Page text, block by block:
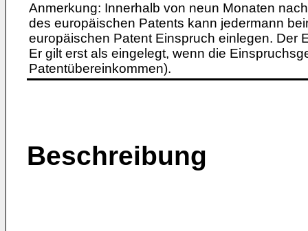
Anmerkung: Innerhalb von neun Monaten
des europäischen Patents kann jedermann
europäischen Patent Einspruch einlegen. Der
Er gilt erst als eingelegt, wenn die
Patentübereinkommen).
Beschreibung